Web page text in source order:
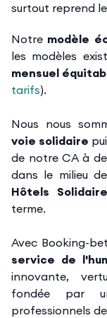
surtout reprend
Notre modèle
les modèles
mensuel
tarifs).
Nous nous
voie solidaire
de notre CA à
dans le milieu
Hôtels
terme.
Avec Booking-
service de
innovante,
fondée par
professionnels